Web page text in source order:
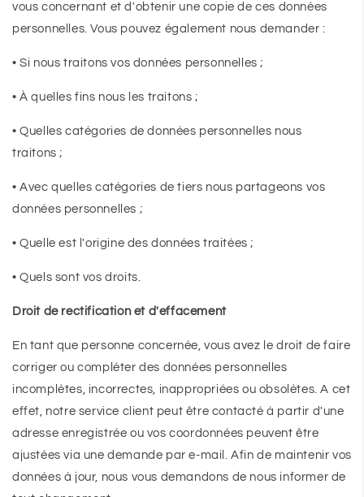
vous concernant et d'obtenir une copie de ces données
personnelles. Vous pouvez également nous demander :
• Si nous traitons vos données personnelles ;
• À quelles fins nous les traitons ;
• Quelles catégories de données personnelles nous
traitons ;
• Avec quelles catégories de tiers nous partageons vos
données personnelles ;
• Quelle est l'origine des données traitées ;
• Quels sont vos droits.
Droit de rectification et d'effacement
En tant que personne concernée, vous avez le droit de faire
corriger ou compléter des données personnelles
incomplètes, incorrectes, inappropriées ou obsolètes. A cet
effet, notre service client peut être contacté à partir d'une
adresse enregistrée ou vos coordonnées peuvent être
ajustées via une demande par e-mail. Afin de maintenir vos
données à jour, nous vous demandons de nous informer de